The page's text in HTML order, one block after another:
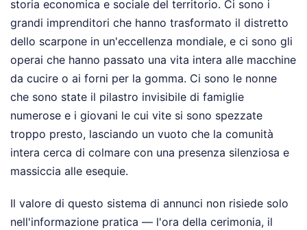
storia economica e sociale del territorio. Ci sono i
grandi imprenditori che hanno trasformato il distretto
dello scarpone in un'eccellenza mondiale, e ci sono gli
operai che hanno passato una vita intera alle macchine
da cucire o ai forni per la gomma. Ci sono le nonne
che sono state il pilastro invisibile di famiglie
numerose e i giovani le cui vite si sono spezzate
troppo presto, lasciando un vuoto che la comunità
intera cerca di colmare con una presenza silenziosa e
massiccia alle esequie.
Il valore di questo sistema di annunci non risiede solo
nell'informazione pratica — l'ora della cerimonia, il